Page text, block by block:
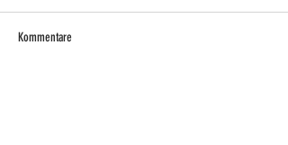
Kommentare